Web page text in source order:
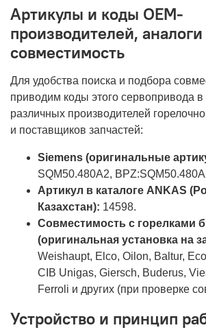
Артикулы и коды OEM-
производителей,
совместимость
Для удобства поиска и подбора
приводим коды этого сервопривода в
различных производителей
и поставщиков запчастей:
Siemens (оригинальные
SQM50.480A2,
Артикул в каталоге ANKAS
Казахстан): 14598.
Совместимость с горелками
(оригинальная установка на
Weishaupt, Elco, Oilon, Baltur,
CIB Unigas, Giersch, Buderus,
Ferroli и других (при проверке
Устройство и принцип